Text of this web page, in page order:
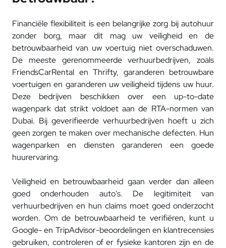
Financiële flexibiliteit is een belangrijke zorg bij autohuur
zonder borg, maar dit mag uw veiligheid en de
betrouwbaarheid van uw voertuig niet overschaduwen.
De meeste gerenommeerde verhuurbedrijven, zoals
FriendsCarRental en Thrifty, garanderen betrouwbare
voertuigen en garanderen uw veiligheid tijdens uw huur.
Deze bedrijven beschikken over een up-to-date
wagenpark dat strikt voldoet aan de RTA-normen van
Dubai. Bij geverifieerde verhuurbedrijven hoeft u zich
geen zorgen te maken over mechanische defecten. Hun
wagenparken en diensten garanderen een goede
huurervaring.
Veiligheid en betrouwbaarheid gaan verder dan alleen
goed onderhouden auto's. De legitimiteit van
verhuurbedrijven en hun claims moet goed onderzocht
worden. Om de betrouwbaarheid te verifiëren, kunt u
Google- en TripAdvisor-beoordelingen en klantrecensies
gebruiken, controleren of er fysieke kantoren zijn en de